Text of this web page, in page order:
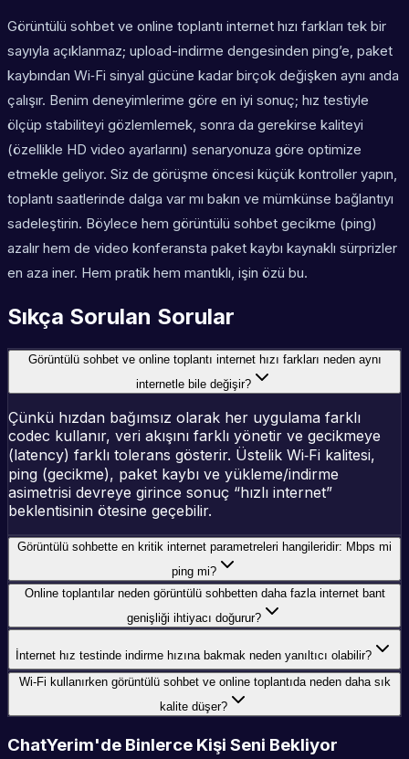
Görüntülü sohbet ve online toplantı internet hızı farkları tek bir
sayıyla açıklanmaz; upload-indirme dengesinden ping’e, paket
kaybından Wi‑Fi sinyal gücüne kadar birçok değişken aynı anda
çalışır. Benim deneyimlerime göre en iyi sonuç; hız testiyle
ölçüp stabiliteyi gözlemlemek, sonra da gerekirse kaliteyi
(özellikle HD video ayarlarını) senaryonuza göre optimize
etmekle geliyor. Siz de görüşme öncesi küçük kontroller yapın,
toplantı saatlerinde dalga var mı bakın ve mümkünse bağlantıyı
sadeleştirin. Böylece hem görüntülü sohbet gecikme (ping)
azalır hem de video konferansta paket kaybı kaynaklı sürprizler
en aza iner. Hem pratik hem mantıklı, işin özü bu.
Sıkça Sorulan Sorular
Görüntülü sohbet ve online toplantı internet hızı farkları neden aynı
internetle bile değişir?
Çünkü hızdan bağımsız olarak her uygulama farklı
codec kullanır, veri akışını farklı yönetir ve gecikmeye
(latency) farklı tolerans gösterir. Üstelik Wi‑Fi kalitesi,
ping (gecikme), paket kaybı ve yükleme/indirme
asimetrisi devreye girince sonuç “hızlı internet”
beklentisinin ötesine geçebilir.
Görüntülü sohbette en kritik internet parametreleri hangileridir: Mbps mi
ping mi?
Online toplantılar neden görüntülü sohbetten daha fazla internet bant
genişliği ihtiyacı doğurur?
İnternet hız testinde indirme hızına bakmak neden yanıltıcı olabilir?
Wi‑Fi kullanırken görüntülü sohbet ve online toplantıda neden daha sık
kalite düşer?
ChatYerim'de Binlerce Kişi Seni Bekliyor